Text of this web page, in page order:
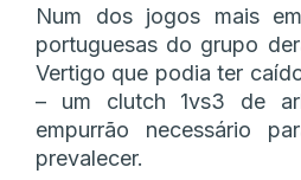
Num dos jogos mais
portuguesas do grupo
Vertigo que podia ter
– um clutch 1vs3 de
empurrão necessário
prevalecer.